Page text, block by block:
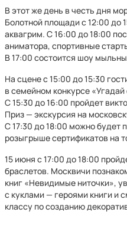
В этот же день в честь дня
Болотной площади с 12:00 до
аквагрим. С 16:00 до 18:00
аниматора, спортивные
В 17:00 состоится шоу
На сцене с 15:00 до 15:30
в семейном конкурсе
С 15:30 до 16:00 пройдет
Приз — экскурсия на
С 17:30 до 18:00 можно будет
розыгрыше сертификатов на
15 июня с 17:00 до 18:00
браслетов. Москвичи
книг «Невидимые ниточки»,
с куклами — героями книги и
классу по созданию